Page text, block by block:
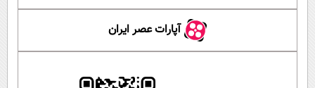
آپارات عصر ایران